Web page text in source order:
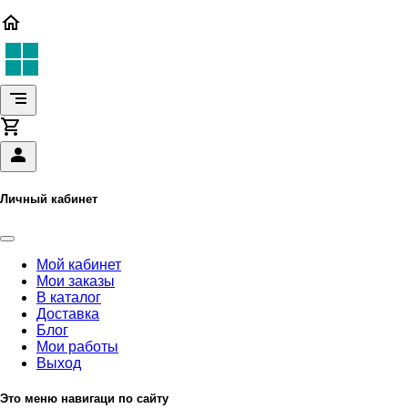
Личный кабинет
Мой кабинет
Мои заказы
В каталог
Доставка
Блог
Мои работы
Выход
Это меню навигаци по сайту